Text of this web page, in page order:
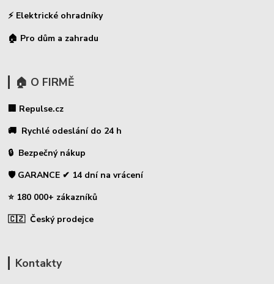
⚡ Elektrické ohradníky
🏠 Pro dům a zahradu
🏠 O FIRMĚ
🏢 Repulse.cz
🚚 Rychlé odeslání do 24 h
🔒 Bezpečný nákup
🛡️ GARANCE ✔ 14 dní na vrácení
⭐ 180 000+ zákazníků
🇨🇿 Český prodejce
Kontakty